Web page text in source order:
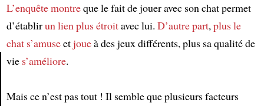
L’enquêtemontreque le fait de jouer avec son chat permet
d’établirun lien plus étroitavec lui. D’autre part,plus le
chat s’amuseetjoueà des jeux différents, plus sa qualité de
vie s’améliore.
Mais ce n’est pas tout ! Il semble que plusieurs facteurs